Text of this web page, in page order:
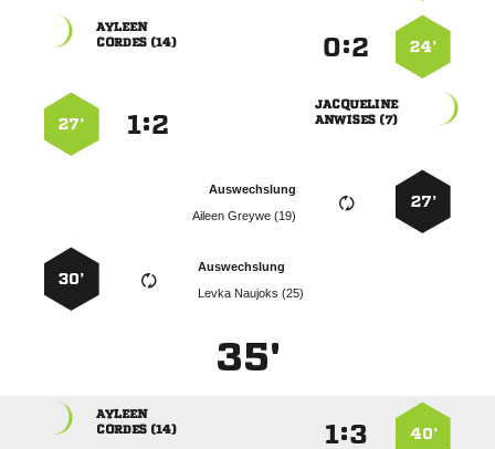
24’
:

 

 
:
27’
27’
Auswechslung
  
Auswechslung
  
30’
35'
40’
:

 